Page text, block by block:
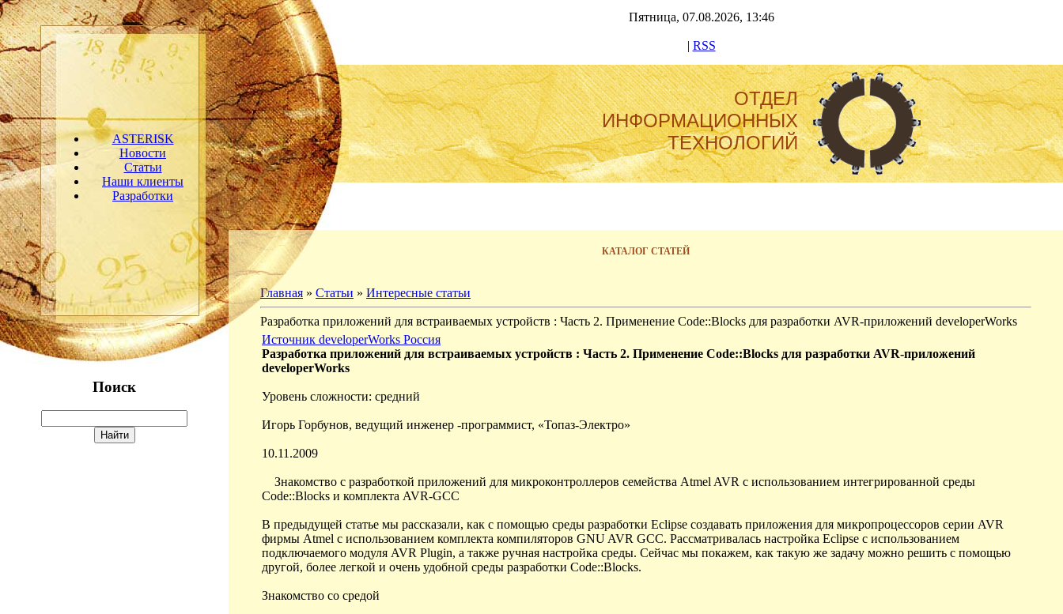
ASTERISK
Новости
Статьи
Наши клиенты
Разработки
Поиск
Пятница, 07.08.2026, 13:46
| RSS
ОТДЕЛ
ИНФОРМАЦИОННЫХ
ТЕХНОЛОГИЙ
КАТАЛОГ СТАТЕЙ
Главная » Статьи » Интересные статьи
Разработка приложений для встраиваемых устройств : Часть 2. Применение Code::Blocks для разработки AVR-приложений developerWorks
Источник developerWorks Россия
Разработка приложений для встраиваемых устройств : Часть 2. Применение Code::Blocks для разработки AVR-приложений
developerWorks
Уровень сложности: средний
Игорь Горбунов, ведущий инженер -программист, «Топаз-Электро»
10.11.2009
Знакомство с разработкой приложений для микроконтроллеров семейства Atmel AVR с использованием интегрированной среды
Code::Blocks и комплекта AVR-GCC
В предыдущей статье мы рассказали, как с помощью среды разработки Eclipse создавать приложения для микропроцессоров серии AVR
фирмы Atmel с использованием комплекта компиляторов GNU AVR GCC. Рассматривалась настройка Eclipse с использованием
подключаемого модуля AVR Plugin, а также ручная настройка среды. Сейчас мы покажем, как такую же задачу можно решить с помощью
другой, более легкой и очень удобной среды разработки Code::Blocks.
Знакомство со средой